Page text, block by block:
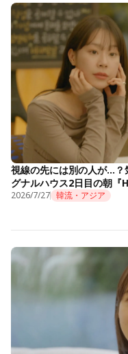
視線の先には別の人が…？
グナルハウス2日目の朝『
2026/7/27 韓流・アジア